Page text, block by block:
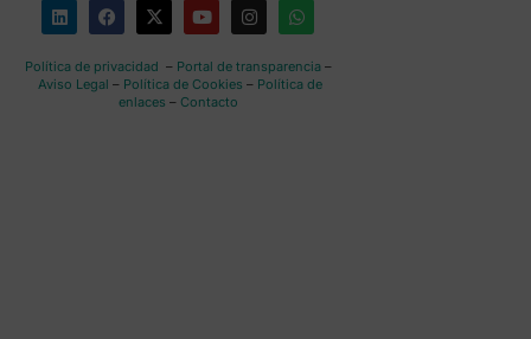
Política de privacidad – Portal de transparencia–
Aviso Legal – Política de Cookies – Política de
enlaces – Contacto